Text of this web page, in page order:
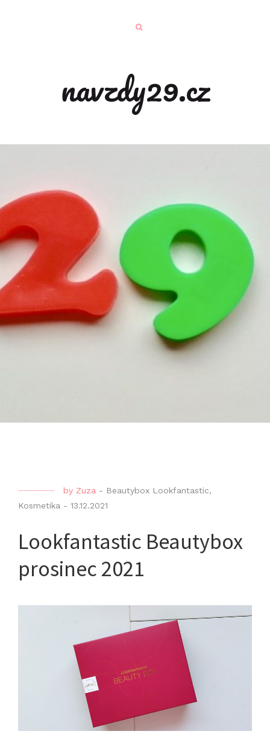
navzdy29.cz
by Zuza - Beautybox Lookfantastic,
Kosmetika - 13.12.2021
Lookfantastic Beautybox
prosinec 2021